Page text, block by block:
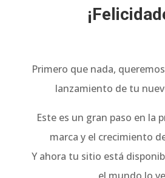
Primero que nada,
lanzamiento de tu
Este es un gran paso en la
marca y el crecimiento
Y ahora tu sitio está